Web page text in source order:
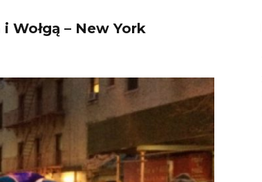
Wołgą – New York